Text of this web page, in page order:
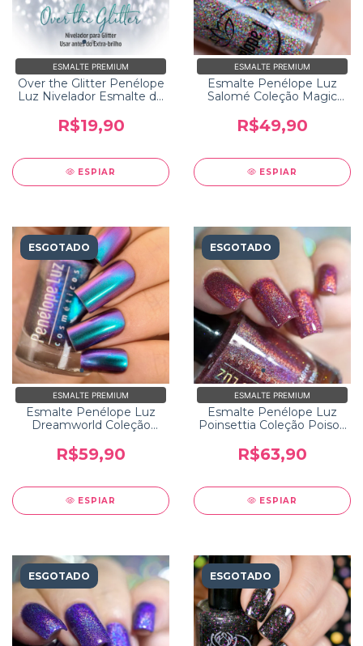
ESMALTE PREMIUM
Over the Glitter Penélope
Luz Nivelador Esmalte de
R$19,90
ESPIAR
ESMALTE PREMIUM
Esmalte Penélope Luz
Salomé Coleção Magic
R$49,90
ESPIAR
ESGOTADO
ESMALTE PREMIUM
Esmalte Penélope Luz
Dreamworld Coleção
R$59,90
ESPIAR
ESGOTADO
ESMALTE PREMIUM
Esmalte Penélope Luz
Poinsettia Coleção Poison
R$63,90
ESPIAR
ESGOTADO ESGOTADO